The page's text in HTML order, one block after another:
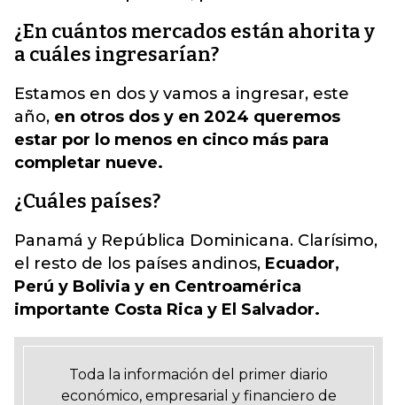
¿En cuántos mercados están ahorita y
a cuáles ingresarían?
Estamos en dos y vamos a ingresar, este
año, en otros dos y en 2024 queremos
estar por lo menos en cinco más para
completar nueve.
¿Cuáles países?
Panamá y República Dominicana. Clarísimo,
el resto de los países andinos, Ecuador,
Perú y Bolivia y en Centroamérica
importante Costa Rica y El Salvador.
Toda la información del primer diario
económico, empresarial y financiero de